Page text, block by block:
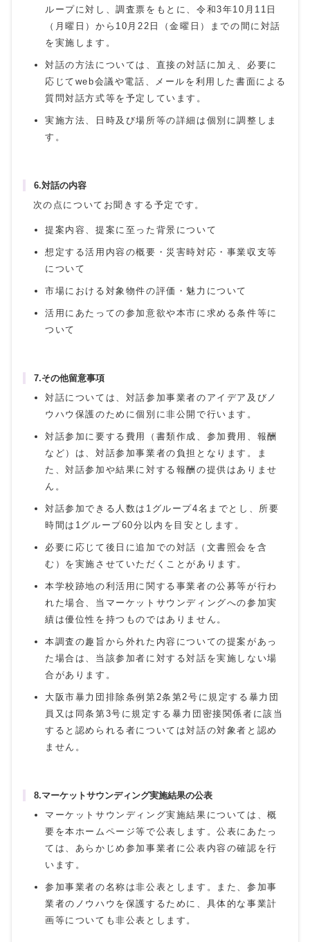
ループに対し、調査票をもとに、令和3年10月11日
（月曜日）から10月22日（金曜日）までの間に対話
を実施します。
対話の方法については、直接の対話に加え、必要に
応じてweb会議や電話、メールを利用した書面による
質問対話方式等を予定しています。
実施方法、日時及び場所等の詳細は個別に調整しま
す。
6.対話の内容
次の点についてお聞きする予定です。
提案内容、提案に至った背景について
想定する活用内容の概要・災害時対応・事業収支等
について
市場における対象物件の評価・魅力について
活用にあたっての参加意欲や本市に求める条件等に
ついて
7.その他留意事項
対話については、対話参加事業者のアイデア及びノ
ウハウ保護のために個別に非公開で行います。
対話参加に要する費用（書類作成、参加費用、報酬
など）は、対話参加事業者の負担となります。ま
た、対話参加や結果に対する報酬の提供はありませ
ん。
対話参加できる人数は1グループ4名までとし、所要
時間は1グループ60分以内を目安とします。
必要に応じて後日に追加での対話（文書照会を含
む）を実施させていただくことがあります。
本学校跡地の利活用に関する事業者の公募等が行わ
れた場合、当マーケットサウンディングへの参加実
績は優位性を持つものではありません。
本調査の趣旨から外れた内容についての提案があっ
た場合は、当該参加者に対する対話を実施しない場
合があります。
大阪市暴力団排除条例第2条第2号に規定する暴力団
員又は同条第3号に規定する暴力団密接関係者に該当
すると認められる者については対話の対象者と認め
ません。
8.マーケットサウンディング実施結果の公表
マーケットサウンディング実施結果については、概
要を本ホームページ等で公表します。公表にあたっ
ては、あらかじめ参加事業者に公表内容の確認を行
います。
参加事業者の名称は非公表とします。また、参加事
業者のノウハウを保護するために、具体的な事業計
画等についても非公表とします。